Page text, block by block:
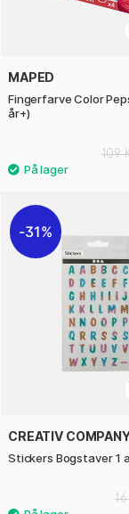
MAPED
Fingerfarve Color
år+)
109
31%
CREATIV
Stickers Bogstaver 1